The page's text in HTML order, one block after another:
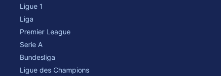
Ligue 1
Liga
Premier League
Serie A
Bundesliga
Ligue des Champions